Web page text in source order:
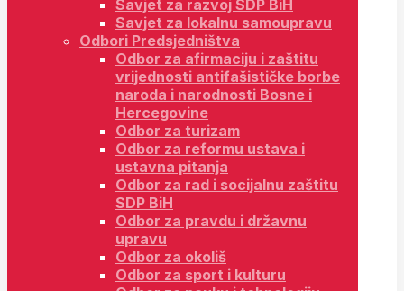
Savjet za razvoj SDP BiH
Savjet za lokalnu samoupravu
Odbori Predsjedništva
Odbor za afirmaciju i zaštitu
vrijednosti antifašističke borbe
naroda i narodnosti Bosne i
Hercegovine
Odbor za turizam
Odbor za reformu ustava i
ustavna pitanja
Odbor za rad i socijalnu zaštitu
SDP BiH
Odbor za pravdu i državnu
upravu
Odbor za okoliš
Odbor za sport i kulturu